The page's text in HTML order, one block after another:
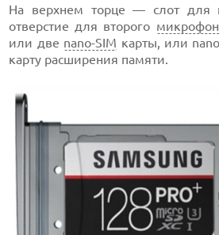
На верхнем торце — слот для
отверстие для второго
или две nano-SIM карты, или
карту расширения памяти.